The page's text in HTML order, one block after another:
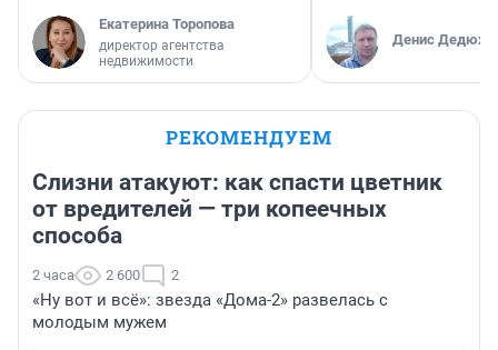
Екатерина Торопова
директор агентства
недвижимости
Денис
РЕКОМЕНДУЕМ
Слизни атакуют: как спасти цветник
от вредителей — три копеечных
способа
2 часа 2 600 2
«Ну вот и всё»: звезда «Дома-2» развелась с
молодым мужем